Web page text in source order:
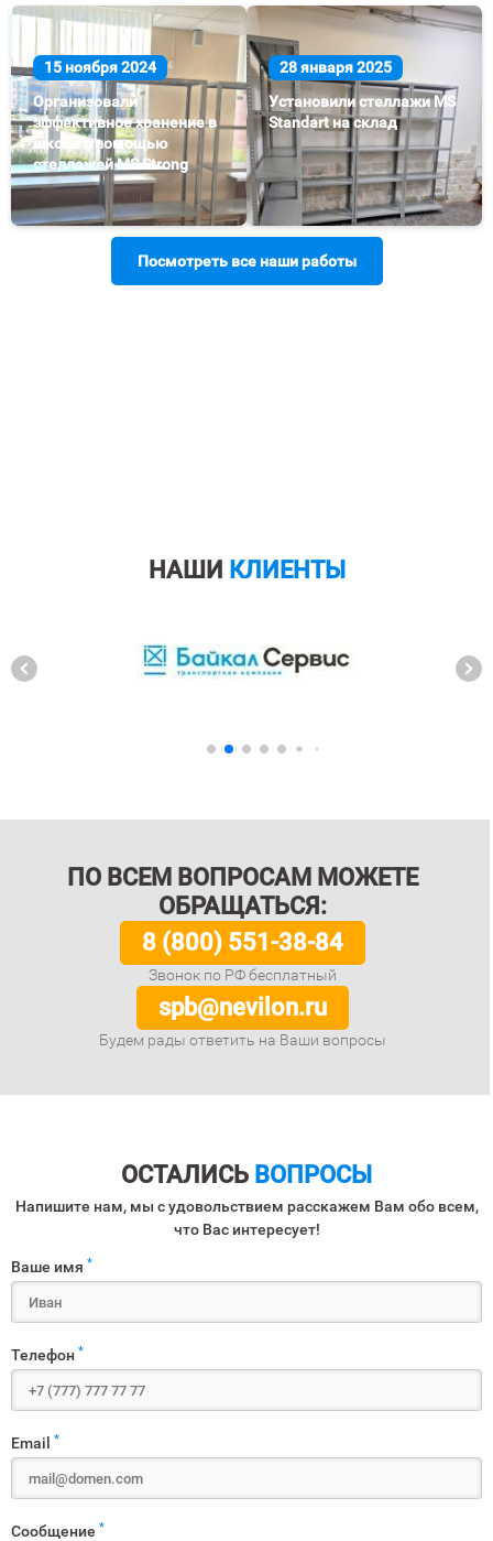
15 ноября 2024
Организовали
эффективное хранение в
школе с помощью
стеллажей MS Strong
28 января 2025
Установили стеллажи MS
Standart на склад
Посмотреть все наши работы
НАШИ КЛИЕНТЫ
ПО ВСЕМ ВОПРОСАМ МОЖЕТЕ
ОБРАЩАТЬСЯ:
8 (800) 551-38-84
Звонок по РФ бесплатный
spb@nevilon.ru
Будем рады ответить на Ваши вопросы
ОСТАЛИСЬ ВОПРОСЫ
Напишите нам, мы с удовольствием расскажем Вам обо всем,
что Вас интересует!
Ваше имя *
Телефон *
Email *
Сообщение *